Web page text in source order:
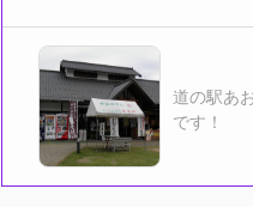
道の駅あ
です！